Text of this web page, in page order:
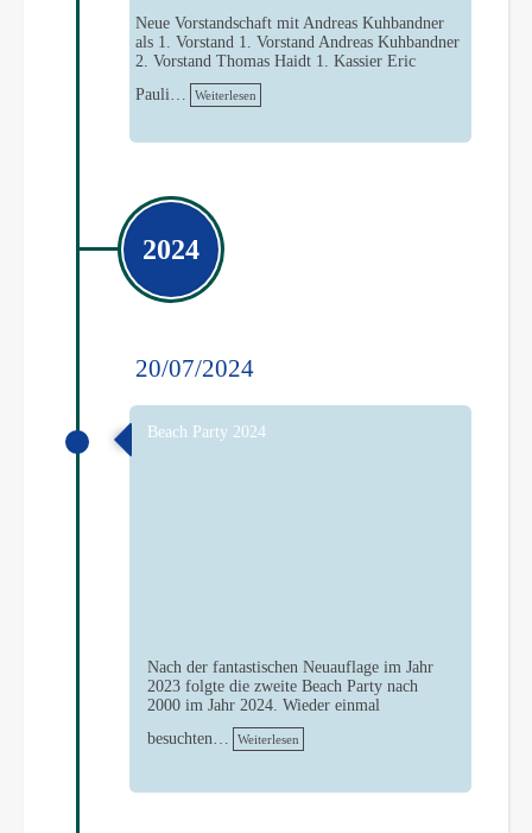
Neue Vorstandschaft mit Andreas Kuhbandner
als 1. Vorstand 1. Vorstand Andreas Kuhbandner
2. Vorstand Thomas Haidt 1. Kassier Eric
Pauli…
Weiterlesen
2024
20/07/2024
Beach Party 2024
Nach der fantastischen Neuauflage im Jahr
2023 folgte die zweite Beach Party nach
2000 im Jahr 2024. Wieder einmal
besuchten…
Weiterlesen